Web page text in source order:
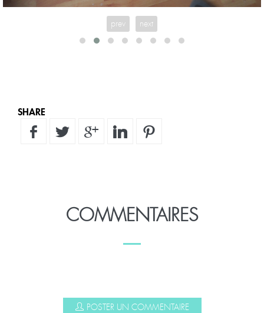
prev next
SHARE
COMMENTAIRES
POSTER UN COMMENTAIRE